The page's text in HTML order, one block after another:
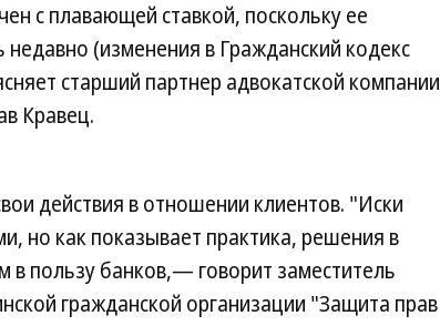
с плавающей ставкой, поскольку ее
(изменения в Гражданский кодекс
старший партнер адвокатской компании
Кравец.
действия в отношении клиентов. "Иски
но как показывает практика, решения в
в пользу банков,— говорит заместитель
гражданской организации "Защита прав